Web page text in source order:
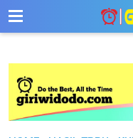
-->